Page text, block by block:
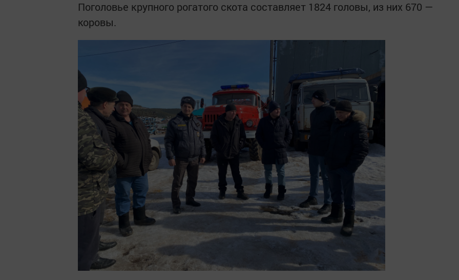
Поголовье крупного рогатого скота составляет 1824 головы, из них 670 —
коровы.